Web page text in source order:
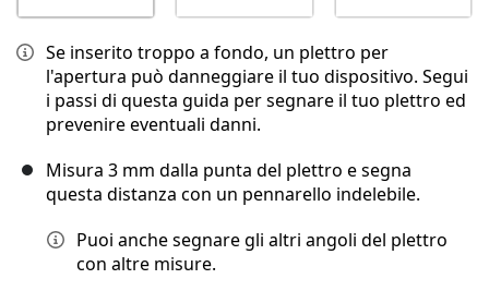
Se inserito troppo a fondo, un plettro per
l'apertura può danneggiare il tuo dispositivo. Segui
i passi di questa guida per segnare il tuo plettro ed
prevenire eventuali danni.
Misura 3 mm dalla punta del plettro e segna
questa distanza con un pennarello indelebile.
Puoi anche segnare gli altri angoli del plettro
con altre misure.